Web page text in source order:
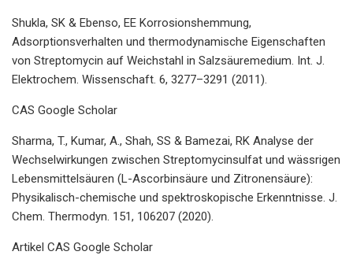
Shukla, SK & Ebenso, EE Korrosionshemmung,
Adsorptionsverhalten und thermodynamische Eigenschaften
von Streptomycin auf Weichstahl in Salzsäuremedium. Int. J.
Elektrochem. Wissenschaft. 6, 3277–3291 (2011).
CAS Google Scholar
Sharma, T., Kumar, A., Shah, SS & Bamezai, RK Analyse der
Wechselwirkungen zwischen Streptomycinsulfat und wässrigen
Lebensmittelsäuren (L-Ascorbinsäure und Zitronensäure):
Physikalisch-chemische und spektroskopische Erkenntnisse. J.
Chem. Thermodyn. 151, 106207 (2020).
Artikel CAS Google Scholar